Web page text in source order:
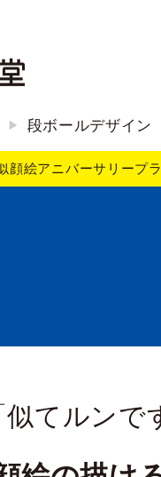
段ボールデザイン
顔絵アニバーサリープ
似てルンで